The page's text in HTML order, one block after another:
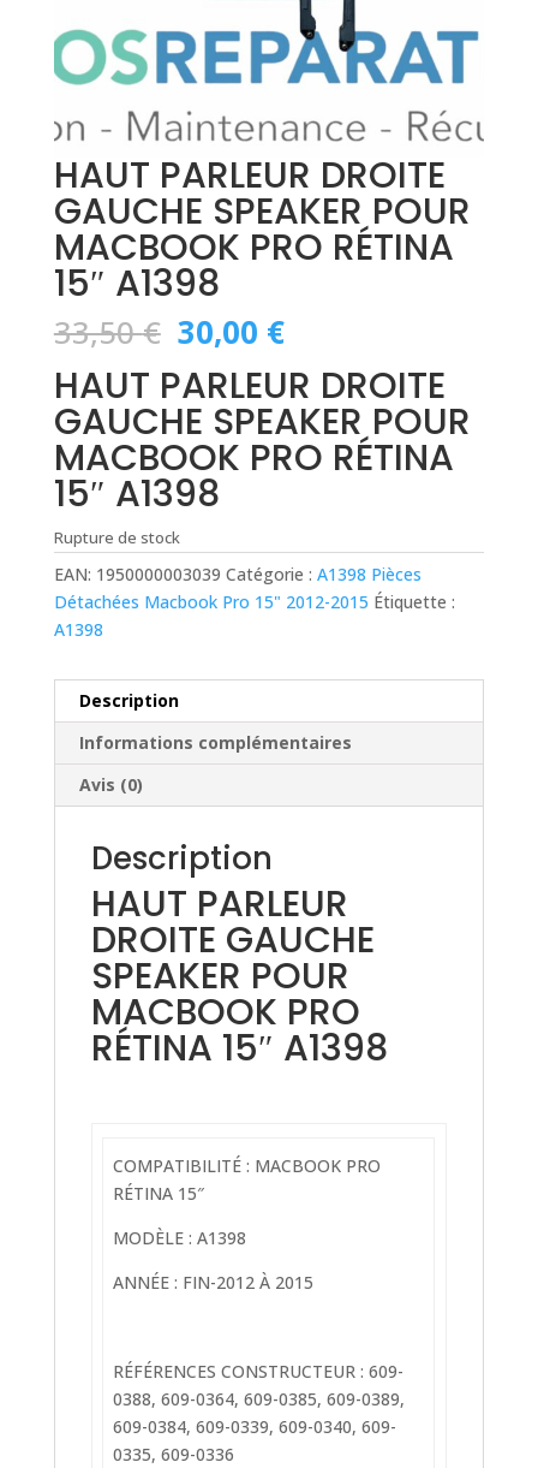
HAUT PARLEUR DROITE
GAUCHE SPEAKER POUR
MACBOOK PRO RÉTINA
15″ A1398
33,50€ Le
prix
initial
était :
33,50 €.
30,00 €Le
prix
actuel
est :
30,00 €.
HAUT PARLEUR DROITE
GAUCHE SPEAKER POUR
MACBOOK PRO RÉTINA
15″ A1398
Rupture de stock
EAN: 1950000003039 Catégorie : A1398 Pièces
Détachées Macbook Pro 15" 2012-2015 Étiquette :
A1398
Description
Informations complémentaires
Avis (0)
Description
HAUT PARLEUR
DROITE GAUCHE
SPEAKER POUR
MACBOOK PRO
RÉTINA 15″ A1398
COMPATIBILITÉ : MACBOOK PRO
RÉTINA 15″
MODÈLE : A1398
ANNÉE : FIN-2012 À 2015
RÉFÉRENCES CONSTRUCTEUR : 609-
0388, 609-0364, 609-0385, 609-0389,
609-0384, 609-0339, 609-0340, 609-
0335, 609-0336